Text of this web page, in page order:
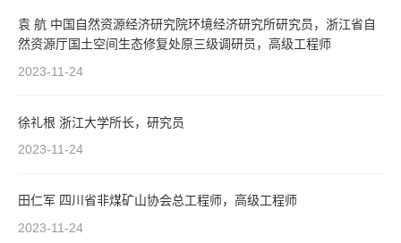
袁 航 中国自然资源经济研究院环境经济研究所研究员，浙江省自
然资源厅国土空间生态修复处原三级调研员，高级工程师
2023-11-24
徐礼根 浙江大学所长，研究员
2023-11-24
田仁军 四川省非煤矿山协会总工程师，高级工程师
2023-11-24